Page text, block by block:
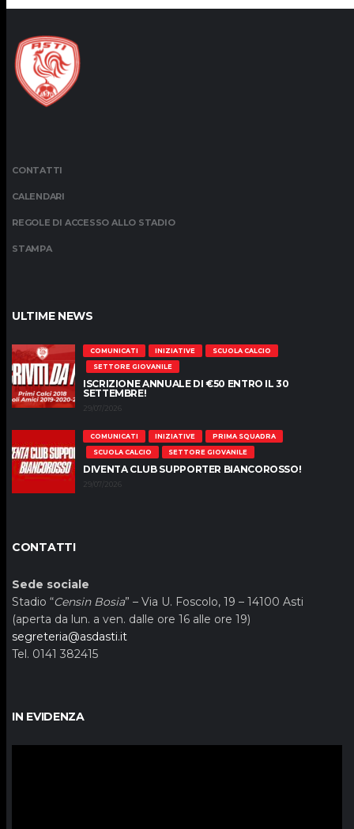
CONTATTI
CALENDARI
REGOLE DI ACCESSO ALLO STADIO
STAMPA
ULTIME NEWS
COMUNICATI INIZIATIVE
SCUOLA CALCIO
SETTORE GIOVANILE
ISCRIZIONE ANNUALE DI €50 ENTRO IL 30
SETTEMBRE!
29/07/2026
COMUNICATI INIZIATIVE
PRIMA SQUADRA
SCUOLA CALCIO
SETTORE GIOVANILE
DIVENTA CLUB SUPPORTER BIANCOROSSO!
29/07/2026
CONTATTI
Sede sociale
Stadio “Censin Bosia” – Via U. Foscolo, 19 – 14100 Asti
(aperta da lun. a ven. dalle ore 16 alle ore 19)
segreteria@asdasti.it
Tel. 0141 382415
IN EVIDENZA